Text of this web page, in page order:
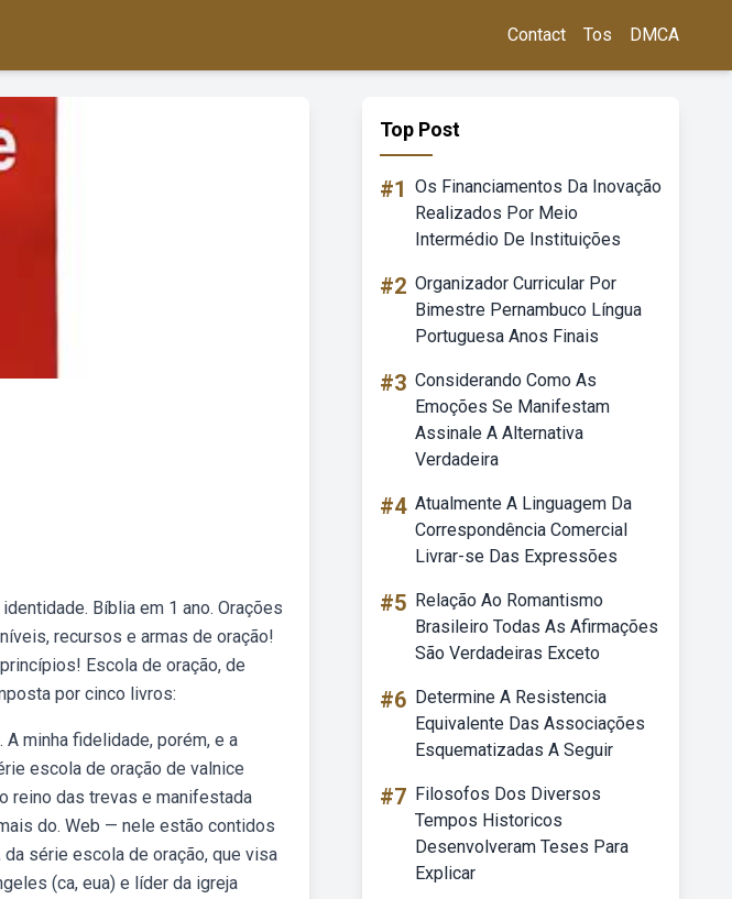
Contact Tos DMCA
Bíblia em 1 ano. Orações
recursos e armas de oração!
Escola de oração, de
por cinco livros:
minha fidelidade, porém, e a
escola de oração de valnice
reino das trevas e manifestada
do. Web — nele estão contidos
série escola de oração, que visa
(ca, eua) e líder da igreja
Top Post
#1 Os Financiamentos Da Inovação
Realizados Por Meio
Intermédio De Instituições
#2 Organizador Curricular Por
Bimestre Pernambuco Língua
Portuguesa Anos Finais
#3 Considerando Como As
Emoções Se Manifestam
Assinale A Alternativa
Verdadeira
#4 Atualmente A Linguagem Da
Correspondência Comercial
Livrar-se Das Expressões
#5 Relação Ao Romantismo
Brasileiro Todas As Afirmações
São Verdadeiras Exceto
#6 Determine A Resistencia
Equivalente Das Associações
Esquematizadas A Seguir
#7 Filosofos Dos Diversos
Tempos Historicos
Desenvolveram Teses Para
Explicar